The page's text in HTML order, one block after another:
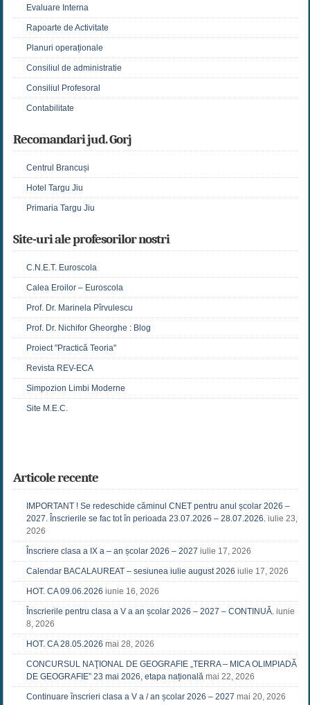
Evaluare Interna
Rapoarte de Activitate
Planuri operaționale
Consiliul de administratie
Consiliul Profesoral
Contabilitate
Recomandari jud. Gorj
Centrul Brancuși
Hotel Targu Jiu
Primaria Targu Jiu
Site-uri ale profesorilor nostri
C.N.E.T. Euroscola
Calea Eroilor – Euroscola
Prof. Dr. Marinela Pîrvulescu
Prof. Dr. Nichifor Gheorghe : Blog
Proiect "Practică Teoria"
Revista REV-ECA
Simpozion Limbi Moderne
Site M.E.C.
Articole recente
IMPORTANT ! Se redeschide căminul CNET pentru anul școlar 2026 –
2027. Înscrierile se fac tot în perioada 23.07.2026 – 28.07.2026. iulie 23,
2026
Înscriere clasa a IX a – an școlar 2026 – 2027 iulie 17, 2026
Calendar BACALAUREAT – sesiunea iulie august 2026 iulie 17, 2026
HOT. CA 09.06.2026 iunie 16, 2026
Înscrierile pentru clasa a V a an școlar 2026 – 2027 – CONTINUĂ. iunie
8, 2026
HOT. CA 28.05.2026 mai 28, 2026
CONCURSUL NAŢIONAL DE GEOGRAFIE „TERRA – MICA OLIMPIADĂ
DE GEOGRAFIE” 23 mai 2026, etapa națională mai 22, 2026
Continuare înscrieri clasa a V a / an școlar 2026 – 2027 mai 20, 2026